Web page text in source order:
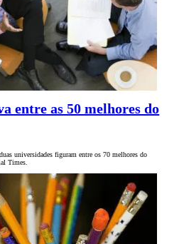
entre as 50 melhores do
universidades figuram entre os 70 melhores do
Times.